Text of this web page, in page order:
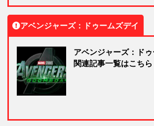
アベンジャーズ：ドゥームズデイ
アベンジャーズ：ド
関連記事一覧はこちら